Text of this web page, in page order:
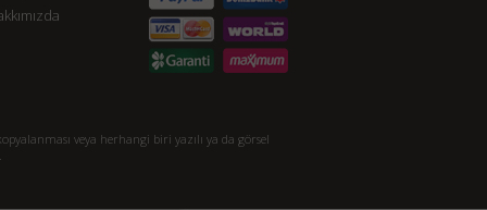
veya herhangi biri yazılı ya da görsel